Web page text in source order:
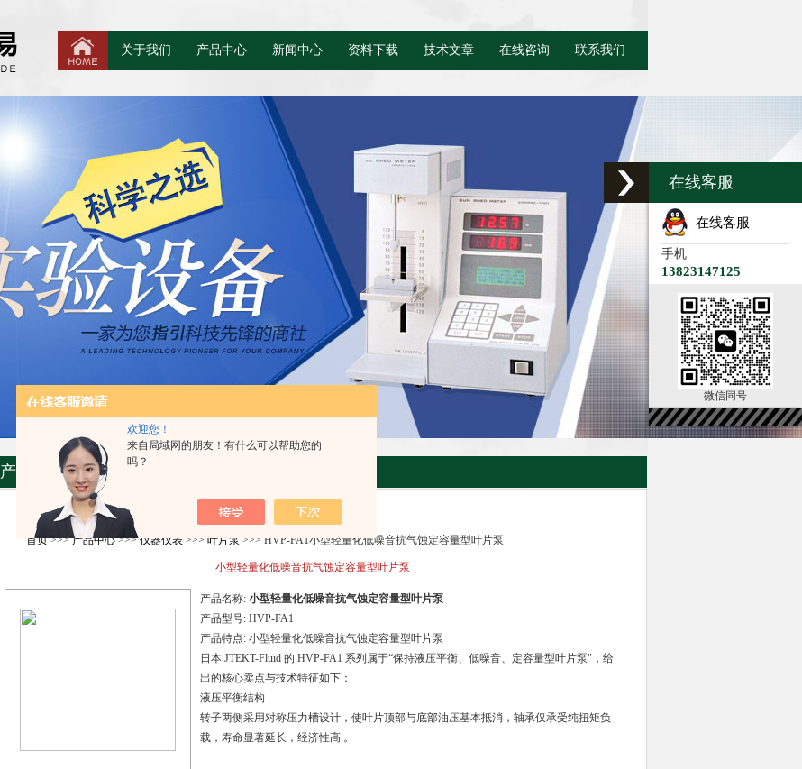
欢迎您！
来自局域网的朋友！有什么可以帮助您的
吗？
关于我们 产品中心 新闻中心 资料下载 技术文章 在线咨询 联系我们
产品资料
首页>>>产品中心>>>仪器仪表>>> 叶片泵 >>> HVP-FA1小型轻量化低噪音抗气蚀定容量型叶片泵
小型轻量化低噪音抗气蚀定容量型叶片泵
产品名称: 小型轻量化低噪音抗气蚀定容量型叶片泵
产品型号: HVP-FA1
产品特点: 小型轻量化低噪音抗气蚀定容量型叶片泵
日本 JTEKT-Fluid 的 HVP-FA1 系列属于“保持液压平衡、低噪音、定容量型叶片泵"，给
出的核心卖点与技术特征如下：
液压平衡结构
转子两侧采用对称压力槽设计，使叶片顶部与底部油压基本抵消，轴承仅承受纯扭矩负
载，寿命显著延长，经济性高 。
在线客服
在线客服
手机
13823147125
微信同号